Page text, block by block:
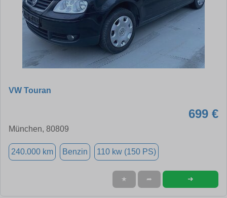
VW Touran
699 €
München, 80809
240.000 km Benzin 110 kw (150 PS)
★ ➦ ➜